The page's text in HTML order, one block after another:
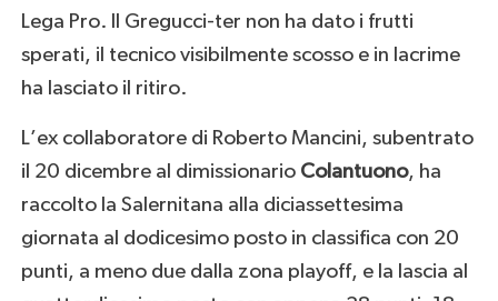
Lega Pro. Il Gregucci-ter non ha dato i frutti
sperati, il tecnico visibilmente scosso e in lacrime
ha lasciato il ritiro.
L’ex collaboratore di Roberto Mancini, subentrato
il 20 dicembre al dimissionario Colantuono, ha
raccolto la Salernitana alla diciassettesima
giornata al dodicesimo posto in classifica con 20
punti, a meno due dalla zona playoff, e la lascia al